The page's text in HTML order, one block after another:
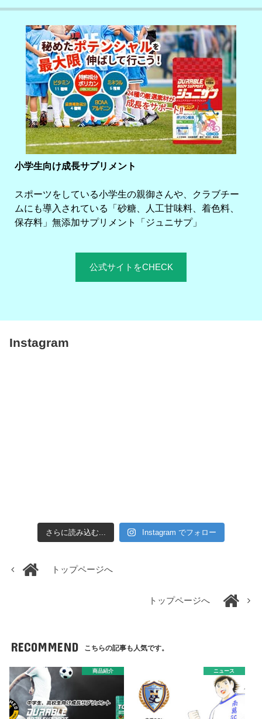
小学生向け成長サプリメント
スポーツをしている小学生の親御さんや、クラブチー
ムにも導入されている「砂糖、人工甘味料、着色料、
保存料」無添加サプリメント「ジュニサプ」
公式サイトをCHECK
Instagram
さらに読み込む... Instagram でフォロー
トップページへ
トップページへ
RECOMMEND こちらの記事も人気です。
商品紹介 ニュース